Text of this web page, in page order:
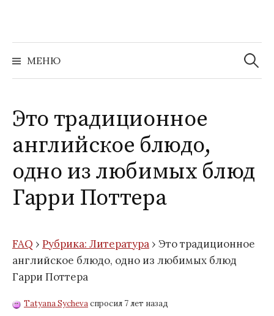
содержимому
МЕНЮ
Найти:
Это традиционное
английское блюдо,
одно из любимых блюд
Гарри Поттера
FAQ › Рубрика: Литература › Это традиционное
английское блюдо, одно из любимых блюд
Гарри Поттера
Tatyana Sychevaспросил 7 лет назад